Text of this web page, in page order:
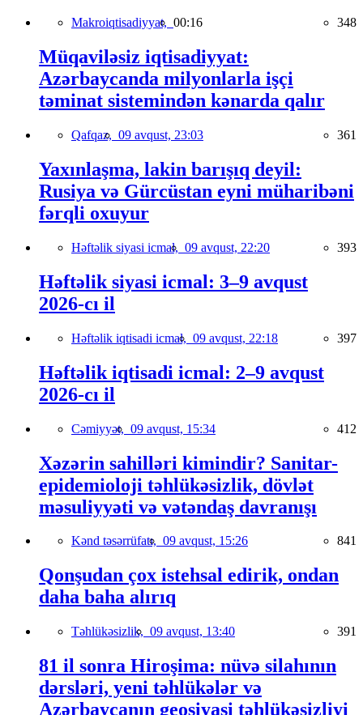
Makroiqtisadiyyat, 00:16 348
Müqaviləsiz iqtisadiyyat:
Azərbaycanda milyonlarla işçi
təminat sistemindən kənarda qalır
Qafqaz, 09 avqust, 23:03 361
Yaxınlaşma, lakin barışıq deyil:
Rusiya və Gürcüstan eyni müharibəni
fərqli oxuyur
Həftəlik siyasi icmal, 09 avqust, 22:20 393
Həftəlik siyasi icmal: 3–9 avqust
2026-cı il
Həftəlik iqtisadi icmal, 09 avqust, 22:18 397
Həftəlik iqtisadi icmal: 2–9 avqust
2026-cı il
Cəmiyyət, 09 avqust, 15:34 412
Xəzərin sahilləri kimindir? Sanitar-
epidemioloji təhlükəsizlik, dövlət
məsuliyyəti və vətəndaş davranışı
Kənd təsərrüfatı, 09 avqust, 15:26 841
Qonşudan çox istehsal edirik, ondan
daha baha alırıq
Təhlükəsizlik, 09 avqust, 13:40 391
81 il sonra Hiroşima: nüvə silahının
dərsləri, yeni təhlükələr və
Azərbaycanın geosiyasi təhlükəsizliyi